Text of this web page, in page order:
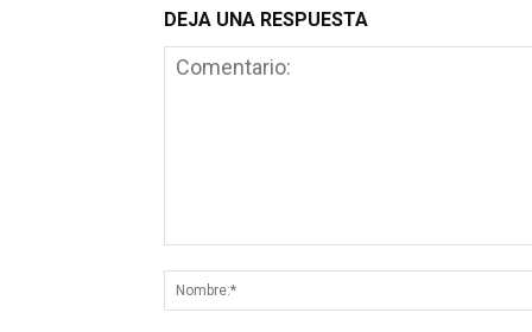
DEJA UNA RESPUESTA